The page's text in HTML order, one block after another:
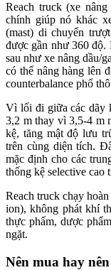
Reach truck (xe
chính giúp nó khác
(mast) di chuyển
được gần như 360 độ.
sau như xe nâng dầu/
có thể nâng hàng lên
counterbalance phổ
Vì lối đi giữa các dãy
3,2 m thay vì 3,5-4 m
kệ, tăng mật độ lưu
trên cùng diện tích.
mặc định cho các
thống kệ selective cao
Reach truck chạy
ion), không phát khí
thực phẩm, dược
ngặt.
Nên mua hay